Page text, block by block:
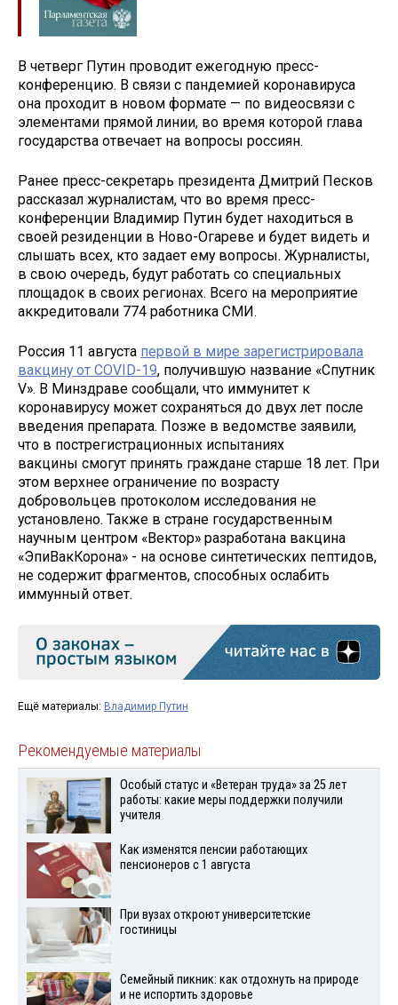
В четверг Путин проводит ежегодную пресс-
конференцию. В связи с пандемией коронавируса
она проходит в новом формате — по видеосвязи с
элементами прямой линии, во время которой глава
государства отвечает на вопросы россиян.
Ранее пресс-секретарь президента Дмитрий Песков
рассказал журналистам, что во время пресс-
конференции Владимир Путин будет находиться в
своей резиденции в Ново-Огареве и будет видеть и
слышать всех, кто задает ему вопросы. Журналисты,
в свою очередь, будут работать со специальных
площадок в своих регионах. Всего на мероприятие
аккредитовали 774 работника СМИ.
Россия 11 августа первой в мире зарегистрировала
вакцину от COVID-19, получившую название «Спутник
V». В Минздраве сообщали, что иммунитет к
коронавирусу может сохраняться до двух лет после
введения препарата. Позже в ведомстве заявили,
что в пострегистрационных испытаниях
вакцины смогут принять граждане старше 18 лет. При
этом верхнее ограничение по возрасту
добровольцев протоколом исследования не
установлено. Также в стране государственным
научным центром «Вектор» разработана вакцина
«ЭпиВакКорона» - на основе синтетических пептидов,
не содержит фрагментов, способных ослабить
иммунный ответ.
Ещё материалы: Владимир Путин
Рекомендуемые материалы
Особый статус и «Ветеран труда» за 25 лет
работы: какие меры поддержки получили
учителя
Как изменятся пенсии работающих
пенсионеров с 1 августа
При вузах откроют университетские
гостиницы
Семейный пикник: как отдохнуть на природе
и не испортить здоровье